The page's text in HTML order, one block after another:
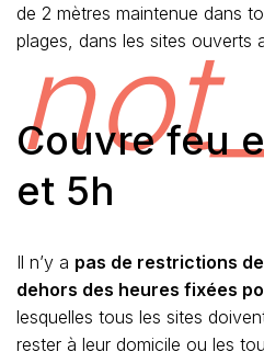
de 2 mètres maintenue dans
plages, dans les sites ouverts
Couvre feu
et 5h
Il n’y a pas de restrictions
dehors des heures fixées
lesquelles tous les sites
rester à leur domicile ou les